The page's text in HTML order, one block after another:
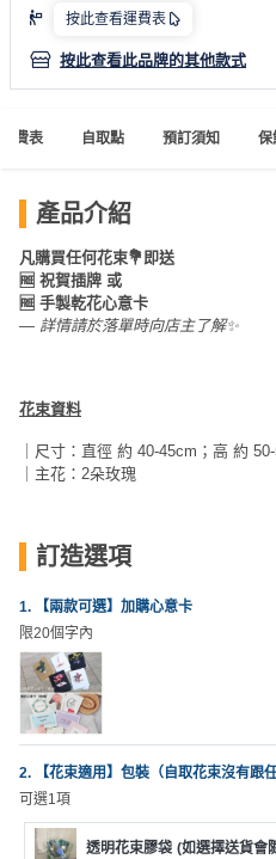
y
o
m
會
食
特
糕
花
束
花
藝
禮
品
訂
製
禮
物
場
地
搞
P
r
y
朋
友
聚
慶
生
日
拖
企
/
公
司
活
動
婚
活
動
略
活
動
攻
略
會
員
計
劃
會
需
知
社
軟
件
夾
時
間
神
器
情
侶
心
願
清
聯
關
按此查看運費表
按此查看此品牌的其他款式
運費表 自取點 預訂須知 保
產品介紹
凡購買任何花束💐即送
🆓 祝賀插牌 或
🆓 手製乾花心意卡
— 詳情請於落單時向店主了解✨
花束資料
｜尺寸：直徑 約 40-45cm；高 約
｜主花：2朵玫瑰
訂造選項
1. 【兩款可選】加購心意卡
限20個字內
2. 【花束適用】包裝（自取花束沒有跟任
可選1項
透明花束膠袋 (如選擇送貨會